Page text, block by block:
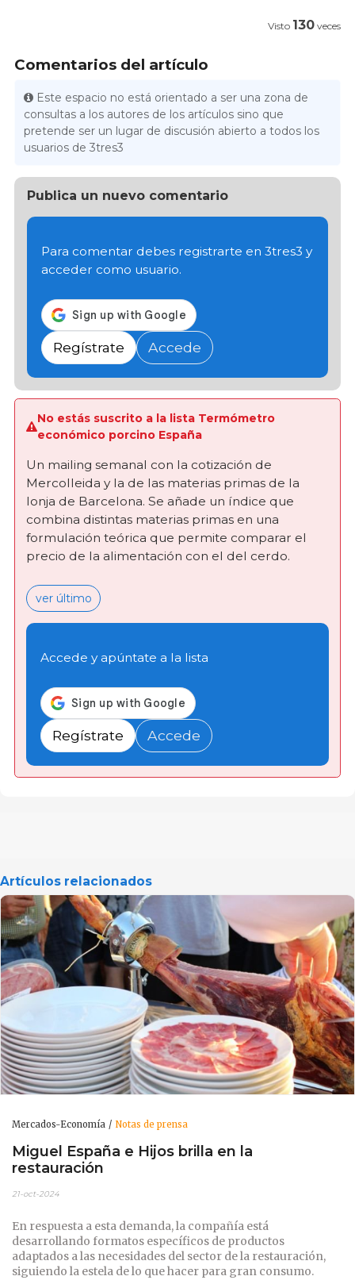
Visto 130 veces
Comentarios del artículo
Este espacio no está orientado a ser una zona de
consultas a los autores de los artículos sino que
pretende ser un lugar de discusión abierto a todos los
usuarios de 3tres3
Publica un nuevo comentario
Para comentar debes registrarte en 3tres3 y
acceder como usuario.
Regístrate Accede
No estás suscrito a la lista Termómetro
económico porcino España
Un mailing semanal con la cotización de
Mercolleida y la de las materias primas de la
lonja de Barcelona. Se añade un índice que
combina distintas materias primas en una
formulación teórica que permite comparar el
precio de la alimentación con el del cerdo.
ver último
Accede y apúntate a la lista
Regístrate Accede
Artículos relacionados
Mercados-Economía Notas de prensa
Miguel España e Hijos brilla en la
restauración
21-oct-2024
En respuesta a esta demanda, la compañía está
desarrollando formatos específicos de productos
adaptados a las necesidades del sector de la restauración,
siguiendo la estela de lo que hacer para gran consumo.